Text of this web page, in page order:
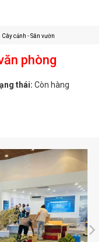
Cây cảnh - Sân vườn
phòng
thái: Còn hàng